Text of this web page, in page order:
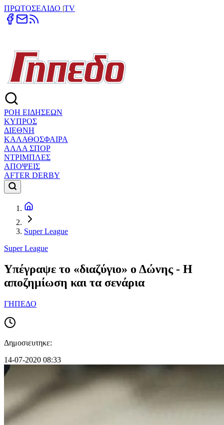
ΠΡΩΤΟΣΕΛΙΔΟ |TV
ΡΟΗ ΕΙΔΗΣΕΩΝ
ΚΥΠΡΟΣ
ΔΙΕΘΝΗ
ΚΑΛΑΘΟΣΦΑΙΡΑ
ΑΛΛΑ ΣΠΟΡ
ΝΤΡΙΜΠΛΕΣ
ΑΠΟΨΕΙΣ
AFTER DERBY
Super League
Super League
Υπέγραψε το «διαζύγιο» ο Δώνης - Η
αποζημίωση και τα σενάρια
ΓΗΠΕΔΟ
Δημοσιευτηκε:
14-07-2020 08:33